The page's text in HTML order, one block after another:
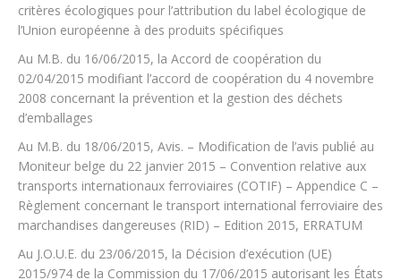
critères écologiques pour l’attribution du label écologique de
l’Union européenne à des produits spécifiques
Au M.B. du 16/06/2015, la Accord de coopération du
02/04/2015 modifiant l’accord de coopération du 4 novembre
2008 concernant la prévention et la gestion des déchets
d’emballages
Au M.B. du 18/06/2015, Avis. – Modification de l’avis publié au
Moniteur belge du 22 janvier 2015 – Convention relative aux
transports internationaux ferroviaires (COTIF) – Appendice C –
Règlement concernant le transport international ferroviaire des
marchandises dangereuses (RID) – Edition 2015, ERRATUM
Au J.O.U.E. du 23/06/2015, la Décision d’exécution (UE)
2015/974 de la Commission du 17/06/2015 autorisant les États